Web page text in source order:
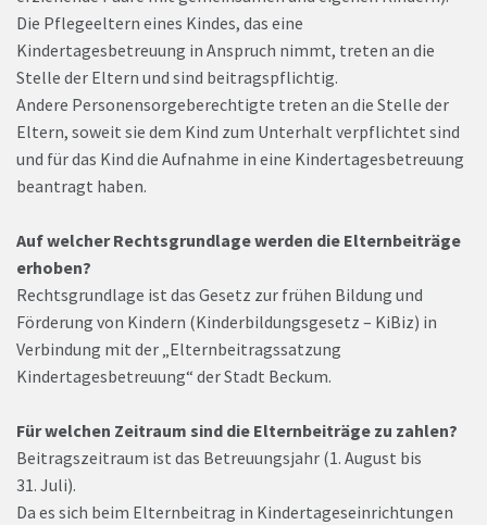
Die Pflegeeltern eines Kindes, das eine
Kindertagesbetreuung in Anspruch nimmt, treten an die
Stelle der Eltern und sind beitragspflichtig.
Andere Personensorgeberechtigte treten an die Stelle der
Eltern, soweit sie dem Kind zum Unterhalt verpflichtet sind
und für das Kind die Aufnahme in eine Kindertagesbetreuung
beantragt haben.
Auf welcher Rechtsgrundlage werden die Elternbeiträge
erhoben?
Rechtsgrundlage ist das Gesetz zur frühen Bildung und
Förderung von Kindern (Kinderbildungsgesetz – KiBiz) in
Verbindung mit der „Elternbeitragssatzung
Kindertagesbetreuung“ der Stadt Beckum.
Für welchen Zeitraum sind die Elternbeiträge zu zahlen?
Beitragszeitraum ist das Betreuungsjahr (1. August bis
31. Juli).
Da es sich beim Elternbeitrag in Kindertageseinrichtungen